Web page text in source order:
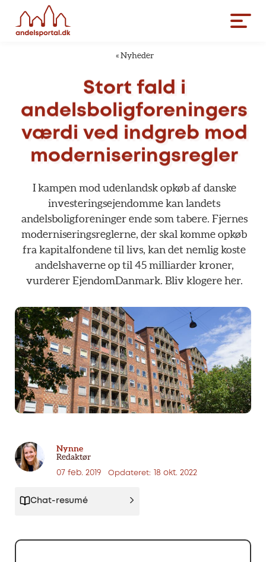
« Nyheder
Stort fald i
andelsboligforeningers
værdi ved indgreb mod
moderniseringsregler
I kampen mod udenlandsk opkøb af danske
investeringsejendomme kan landets
andelsboligforeninger ende som tabere. Fjernes
moderniseringsreglerne, der skal komme opkøb
fra kapitalfondene til livs, kan det nemlig koste
andelshaverne op til 45 milliarder kroner,
vurderer EjendomDanmark. Bliv klogere her.
Nynne
Redaktør
07 feb. 2019 Opdateret: 18 okt. 2022
Chat-resumé